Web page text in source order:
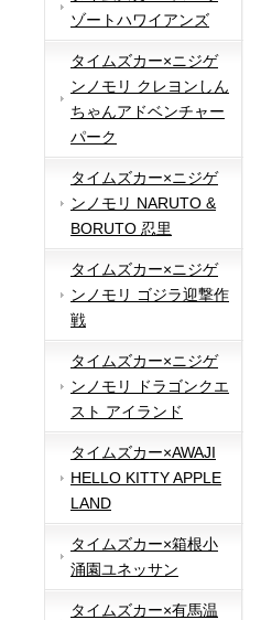
ゾートハワイアンズ
タイムズカー×ニジゲ
ンノモリ クレヨンしん
ちゃんアドベンチャー
パーク
タイムズカー×ニジゲ
ンノモリ NARUTO &
BORUTO 忍里
タイムズカー×ニジゲ
ンノモリ ゴジラ迎撃作
戦
タイムズカー×ニジゲ
ンノモリ ドラゴンクエ
スト アイランド
タイムズカー×AWAJI
HELLO KITTY APPLE
LAND
タイムズカー×箱根小
涌園ユネッサン
タイムズカー×有馬温